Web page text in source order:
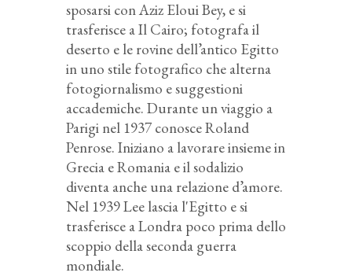
sposarsi con Aziz Eloui Bey, e si
trasferisce a Il Cairo; fotografa il
deserto e le rovine dell’antico Egitto
in uno stile fotografico che alterna
fotogiornalismo e suggestioni
accademiche. Durante un viaggio a
Parigi nel 1937 conosce Roland
Penrose. Iniziano a lavorare insieme in
Grecia e Romania e il sodalizio
diventa anche una relazione d’amore.
Nel 1939 Lee lascia l'Egitto e si
trasferisce a Londra poco prima dello
scoppio della seconda guerra
mondiale.